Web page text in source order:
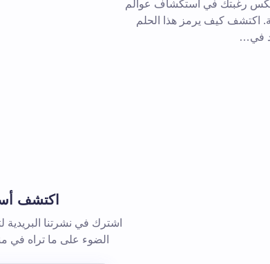
تعكس رغبتك في استكشاف عوالم
اكتشف كيف يرمز هذا الحلم
في…
اكتشف
اشترك في نشرتنا
الضوء على ما تراه في